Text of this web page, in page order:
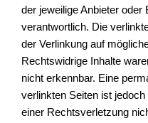
der jeweilige Anbieter oder
verantwortlich. Die
der Verlinkung auf
Rechtswidrige Inhalte
nicht erkennbar. Eine
verlinkten Seiten ist
einer Rechtsverletzung